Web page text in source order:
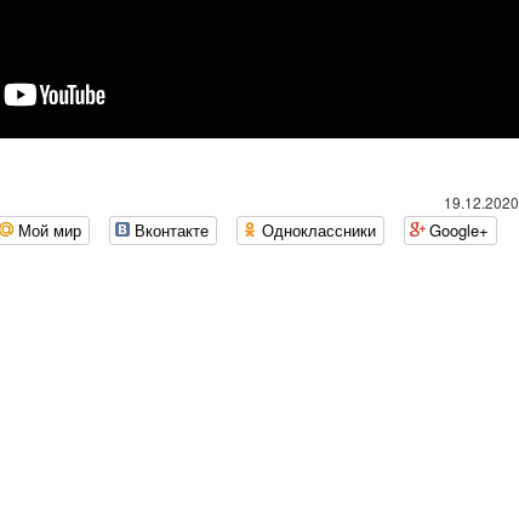
19.12.2020
Мой мир Вконтакте Одноклассники Google+